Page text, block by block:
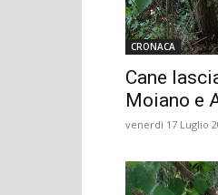
CRONACA
Cane
Moiano e
venerdì 17 Luglio